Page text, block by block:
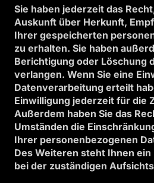
Sie haben jederzeit das
Auskunft über Herkunft,
Ihrer gespeicherten
zu erhalten. Sie haben
Berichtigung oder Löschung
verlangen. Wenn Sie eine
Datenverarbeitung erteilt
Einwilligung jederzeit für die
Außerdem haben Sie das
Umständen die
Ihrer personenbezogenen
Des Weiteren steht Ihnen
bei der zuständigen